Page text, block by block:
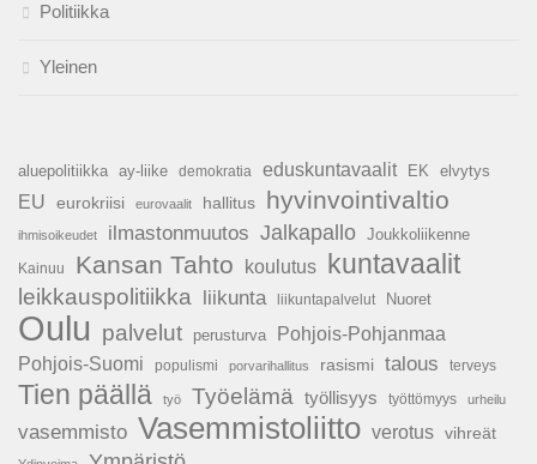
Politiikka
Yleinen
aluepolitiikka ay-liike demokratia eduskuntavaalit EK elvytys
EU eurokriisi eurovaalit hallitus hyvinvointivaltio
ihmisoikeudet ilmastonmuutos Jalkapallo Joukkoliikenne
Kainuu Kansan Tahto koulutus kuntavaalit
leikkauspolitiikka liikunta liikuntapalvelut Nuoret
Oulu palvelut perusturva
Pohjois-Pohjanmaa
Pohjois-Suomi
populismi porvarihallitus rasismi talous terveys
Tien päällä työ Työelämä työllisyys työttömyys urheilu
vasemmisto Vasemmistoliitto verotus vihreät